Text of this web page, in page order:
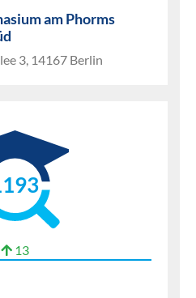
am Phorms
3, 14167 Berlin
13